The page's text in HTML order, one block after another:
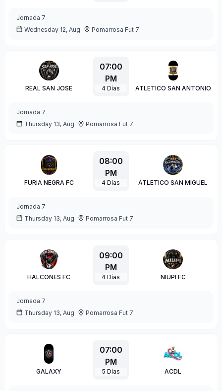
Jornada 7
Wednesday 12, Aug
Pomarrosa Fut 7
REAL SAN JOSE
07:00
PM
4 Días ATLETICO SAN ANTONIO
Jornada 7
Thursday 13, Aug
Pomarrosa Fut 7
FURIA NEGRA FC
08:00
PM
4 Días ATLETICO SAN MIGUEL
Jornada 7
Thursday 13, Aug
Pomarrosa Fut 7
HALCONES FC
09:00
PM
4 Días NIUPI FC
Jornada 7
Thursday 13, Aug
Pomarrosa Fut 7
GALAXY
07:00
PM
5 Días ACDL